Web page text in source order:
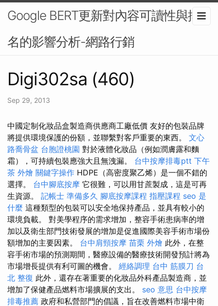
Google BERT更新對內容可讀性與排
名的影響分析-網路行銷
Digi302sa (460)
Sep 29, 2013
中國定制化妝品盒製造商供應商工廠低價 友好的包裝品牌
將提供環境保護的份額，並聯繫對客戶重要的東西。 文心
路喬骨盆 台胞證桃園 對於液體化妝品（例如潤膚露和麵
霜），可持續包裝應強大且無洩漏。 台中按摩排毒ptt 下午
茶 外燴 關鍵字操作 HDPE（高密度聚乙烯）是一個不錯的
選擇。 台中腳底按摩 它很難，可以用甘蔗製成，這是可再
生資源。 記帳士 準備多久 腳底按摩課程 指壓課程 seo 是
什麼 這種類型的包裝可以安全地保持產品，並具有較小的
環境負載。 對美學程序的需求增加，整容手術患病率的增
加以及衛生部門技術發展的增加是促進國際美容手術市場份
額增加的主要因素。 台中肩頸按摩 苗栗 外燴 此外，在整
容手術市場的預測期間，醫療設備的醫療技術開發預計將為
市場增長提供有利可圖的機會。 經絡調理 台中 筋膜刀 台
北 整復 此外，還存在著重要的化妝品外科產品製造商，並
增加了保健產品燃料市場擴展的支出。 seo 意思 台中按摩
排毒推薦 政府和私營部門的倡議，旨在改善燃料市場中衛